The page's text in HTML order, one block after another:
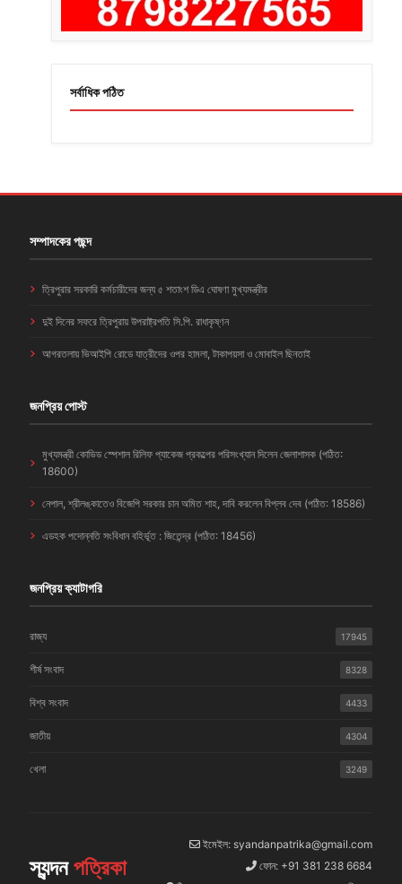
সর্বাধিক পঠিত
সম্পাদকের পছন্দ
ত্রিপুরার সরকারি কর্মচারীদের জন্য ৫ শতাংশ ডিএ ঘোষণা মুখ্যমন্ত্রীর
দুই দিনের সফরে ত্রিপুরায় উপরাষ্ট্রপতি সি.পি. রাধাকৃষ্ণন
আগরতলায় ভিআইপি রোডে যাত্রীদের ওপর হামলা, টাকাপয়সা ও মোবাইল ছিনতাই
জনপ্রিয় পোস্ট
মুখ্যমন্ত্রী কোভিড স্পেশাল রিলিফ প্যাকেজ প্রকল্পের পরিসংখ্যান দিলেন জেলাশাসক (পঠিত:
18600)
নেপাল, শ্রীলঙ্কাতেও বিজেপি সরকার চান অমিত শাহ, দাবি করলেন বিপ্লব দেব (পঠিত: 18586)
এডহক পদোন্নতি সংবিধান বহির্ভূত : জিতেন্দ্র (পঠিত: 18456)
জনপ্রিয় ক্যাটাগরি
রাজ্য 17945
শীর্ষ সংবাদ 8328
বিশ্ব সংবাদ 4433
জাতীয় 4304
খেলা 3249
স্যন্দনপত্রিকা
ইমেইল: syandanpatrika@gmail.com
ফোন: +91 381 238 6684